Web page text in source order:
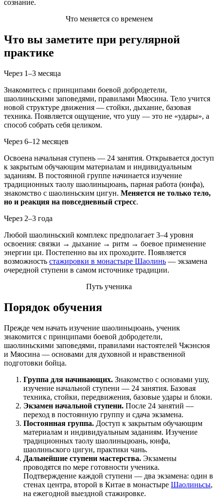
сознание.
Что меняется со временем
Что вы заметите при регулярной
практике
Через 1–3 месяца
Знакомитесь с принципами боевой добродетели,
шаолиньскими заповедями, правилами Мяосина. Тело учится
новой структуре движения — стойки, дыхание, базовая
техника. Появляется ощущение, что ушу — это не «удары», а
способ собрать себя целиком.
Через 6–12 месяцев
Освоена начальная ступень — 24 занятия. Открывается доступ
к закрытым обучающим материалам и индивидуальным
заданиям. В постоянной группе начинается изучение
традиционных таолу шаолиньцюань, парная работа (юнфа),
знакомство с шаолиньским цигун. Меняется не только тело,
но и реакция на повседневный стресс.
Через 2–3 года
Любой шаолиньский комплекс предполагает 3–4 уровня
освоения: связки → дыхание → ритм → боевое применение
энергии ци. Постепенно вы их проходите. Появляется
возможность стажировки в монастыре Шаолинь — экзамена
очередной ступени в самом источнике традиции.
Путь ученика
Порядок обучения
Прежде чем начать изучение шаолиньцюань, ученик
знакомится с принципами боевой добродетели,
шаолиньскими заповедями, правилами настоятелей Чжэнсюя
и Мяосина — основами для духовной и нравственной
подготовки бойца.
Группа для начинающих. Знакомство с основами ушу,
изучение начальной ступени — 24 занятия. Базовая
техника, стойки, передвижения, базовые удары и блоки.
Экзамен начальной ступени. После 24 занятий —
переход в постоянную группу и сдача экзамена.
Постоянная группа. Доступ к закрытым обучающим
материалам и индивидуальным заданиям. Изучение
традиционных таолу шаолиньцюань, юнфа,
шаолиньского цигун, практики чань.
Дальнейшие ступени мастерства. Экзамены
проводятся по мере готовности ученика.
Подтверждение каждой ступени — два экзамена: один в
стенах центра, второй в Китае в монастыре Шаолиньсы,
на ежегодной выездной стажировке.